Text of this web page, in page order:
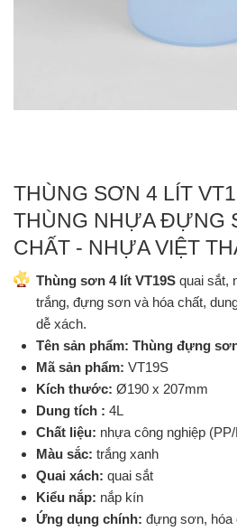
THÙNG SƠN 4 LÍT
THÙNG NHỰA ĐỰNG
CHẤT - NHỰA VIỆT
Thùng sơn 4 lít VT19S quai sắt,
trắng, đựng sơn và hóa chất,
dễ xách.
Tên sản phẩm: Thùng đựng
Mã sản phẩm: VT19S
Kích thước: Ø190 x 207mm
Dung tích : 4L
Chất liệu: nhựa công nghiệp
Màu sắc: trắng xanh
Quai xách: quai sắt
Kiểu nắp: nắp kín
Ứng dụng chính: đựng sơn, hóa